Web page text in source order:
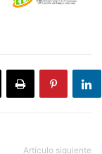
Artículo siguiente